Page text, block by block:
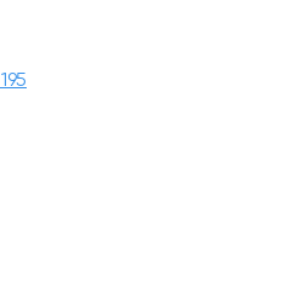
195